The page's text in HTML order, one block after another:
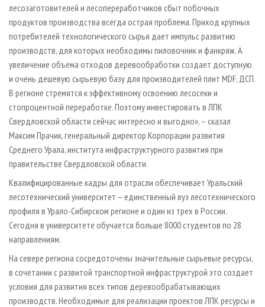
лесозаготовителей и лесопереработчиков сбыт побочных
продуктов производства всегда острая проблема. Приход крупных
потребителей технологического сырья дает импульс развитию
производств, для которых необходимы пиловочник и фанкряж. А
увеличение объема отходов деревообработки создает доступную
и очень дешевую сырьевую базу для производителей плит MDF, ДСП.
В регионе стремятся к эффективному освоению лесосеки и
стопроцентной переработке. Поэтому инвестировать в ЛПК
Свердловской области сейчас интересно и выгодно», – сказал
Максим Прачик, генеральный директор Корпорации развития
Среднего Урала, института инфраструктурного развития при
правительстве Свердловской области.
Квалифицированные кадры для отрасли обеспечивает Уральский
лесотехнический университет – единственный вуз лесотехнического
профиля в Урало-Сибирском регионе и один из трех в России.
Сегодня в университете обучается больше 8000 студентов по 28
направлениям.
На севере региона сосредоточены значительные сырьевые ресурсы,
в сочетании с развитой транспортной инфраструктурой это создает
условия для развития всех типов деревообрабатывающих
производств. Необходимые для реализации проектов ЛПК ресурсы и